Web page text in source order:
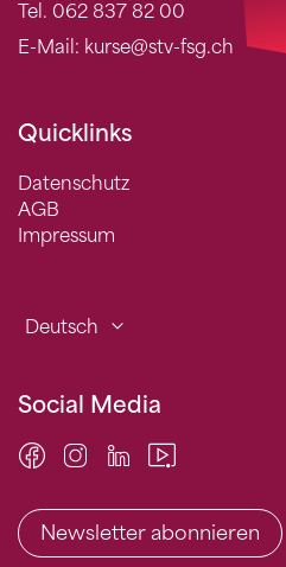
Tel. 062 837 82 00
E-Mail: kurse@stv-fsg.ch
Quicklinks
Datenschutz
AGB
Impressum
Deutsch
Social Media
Newsletter abonnieren